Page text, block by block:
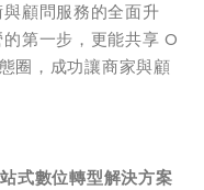
顧問服務的全面升
第一步，更能共享 O
圈，成功讓商家與顧
式數位轉型解決方案